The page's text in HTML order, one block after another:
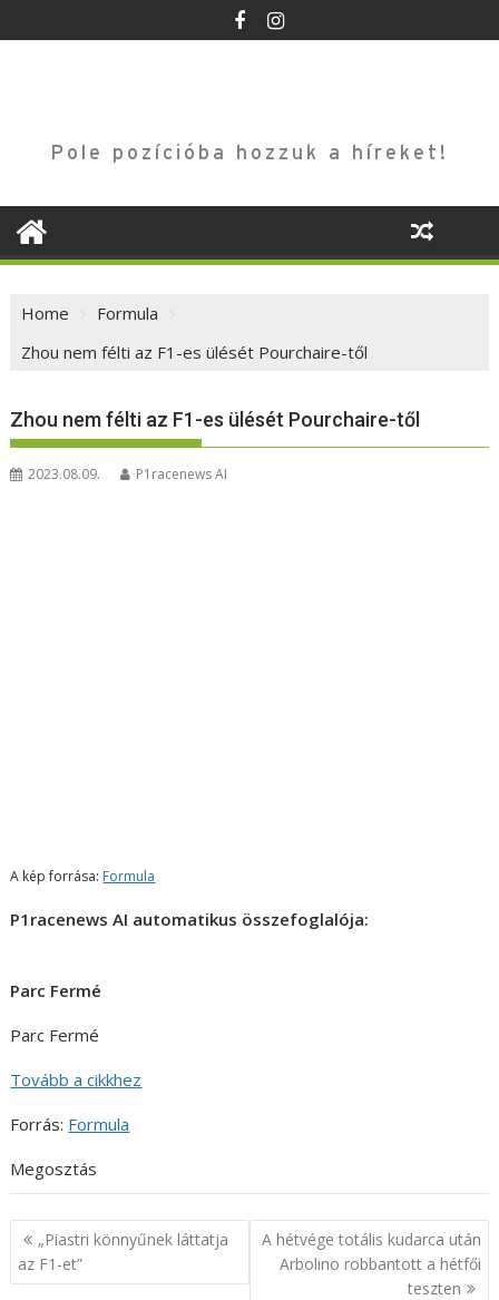
to
Pole pozícióba hozzuk a híreket!
Home
Formula
Zhou nem félti az F1-es ülését Pourchaire-től
Zhou nem félti az F1-es ülését Pourchaire-től
2023.08.09. P1racenews AI
A kép forrása: Formula
P1racenews AI automatikus összefoglalója:
Parc Fermé
Parc Fermé
Tovább a cikkhez
Forrás: Formula
Megosztás
Bejegyzés
navigáció
„Piastri könnyűnek láttatja
az F1-et”
A hétvége totális kudarca után
Arbolino robbantott a hétfői
teszten